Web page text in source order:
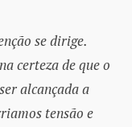
se dirige.
certeza de que o
alcançada a
tensão e